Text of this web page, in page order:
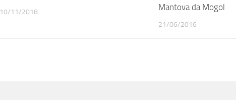
10/11/2018
Mantova da Mogol
21/06/2016